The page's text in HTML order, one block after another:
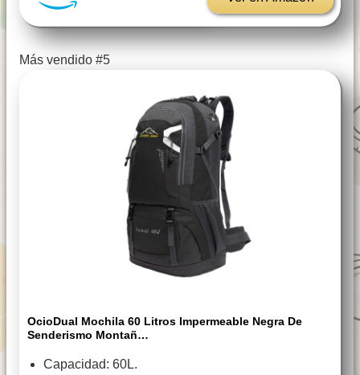
Más vendido #5
OcioDual Mochila 60 Litros Impermeable Negra De
Senderismo Montañ…
Capacidad: 60L.